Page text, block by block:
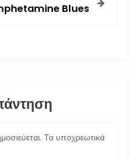
Blues
Τα υποχρεωτικά